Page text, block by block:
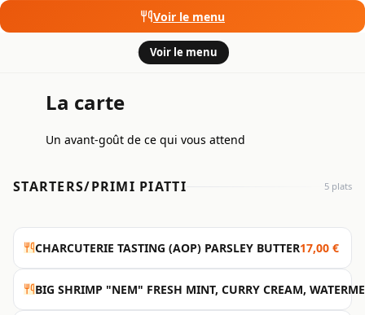
Voir le menu
· Voir le menu
La carte
Un avant-goût de ce qui vous attend
STARTERS/PRIMI PIATTI 5 plats
CHARCUTERIE TASTING (AOP) PARSLEY BUTTER17,00 €
BIG SHRIMP "NEM" FRESH MINT, CURRY CREAM,